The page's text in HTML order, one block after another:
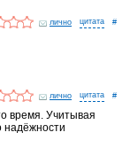
кушали
и немытые
А потом
лично #
лично #
время. Учитывая
надёжности